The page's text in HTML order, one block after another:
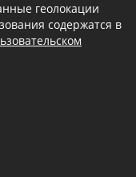
геолокации
содержатся в